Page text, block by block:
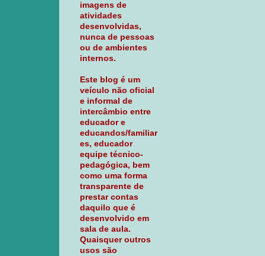
imagens de
atividades
desenvolvidas,
nunca de pessoas
ou de ambientes
internos.
Este blog é um
veículo não oficial
e informal de
intercâmbio entre
educador e
educandos/familiar
es, educador
equipe técnico-
pedagógica, bem
como uma forma
transparente de
prestar contas
daquilo que é
desenvolvido em
sala de aula.
Quaisquer outros
usos são